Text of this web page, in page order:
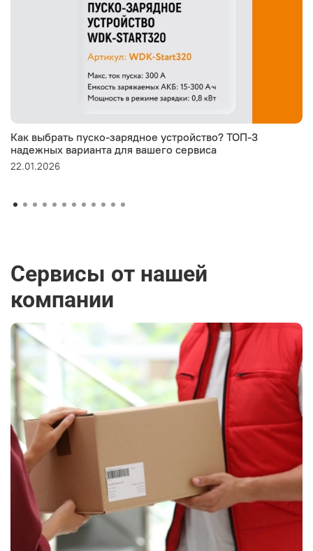
Как выбрать пуско-зарядное устройство? ТОП-3
надежных варианта для вашего сервиса
22.01.2026
Сервисы от нашей
компании